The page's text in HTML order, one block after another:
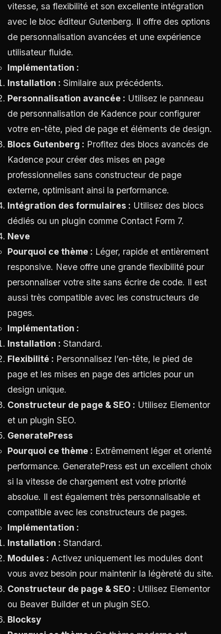
vitesse, sa flexibilité et son excellente intégration
avec le bloc éditeur Gutenberg. Il offre des options
de personnalisation avancées et une expérience
utilisateur fluide.
Implémentation :
Installation : Similaire aux précédents.
Personnalisation avancée : Utilisez le panneau
de personnalisation de Kadence pour configurer
votre en-tête, pied de page et éléments de design.
Blocs Gutenberg : Profitez des blocs avancés de
Kadence pour créer des mises en page
professionnelles sans constructeur de page
externe, optimisant ainsi la performance.
Intégration des formulaires : Utilisez des blocs
dédiés ou un plugin comme Contact Form 7.
Neve
Pourquoi ce thème : Léger, rapide et entièrement
responsive. Neve offre une grande flexibilité pour
personnaliser votre site sans écrire de code. Il est
aussi très compatible avec les constructeurs de
pages.
Implémentation :
Installation : Standard.
Flexibilité : Personnalisez l’en-tête, le pied de
page et les mises en page des articles pour un
design unique.
Constructeur de page & SEO : Utilisez Elementor
et un plugin SEO.
GeneratePress
Pourquoi ce thème : Extrêmement léger et orienté
performance. GeneratePress est un excellent choix
si la vitesse de chargement est votre priorité
absolue. Il est également très personnalisable et
compatible avec les constructeurs de pages.
Implémentation :
Installation : Standard.
Modules : Activez uniquement les modules dont
vous avez besoin pour maintenir la légèreté du site.
Constructeur de page & SEO : Utilisez Elementor
ou Beaver Builder et un plugin SEO.
Blocksy